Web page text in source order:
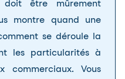
être mûrement
montre quand une
se déroule la
les particularités à
commerciaux. Vous